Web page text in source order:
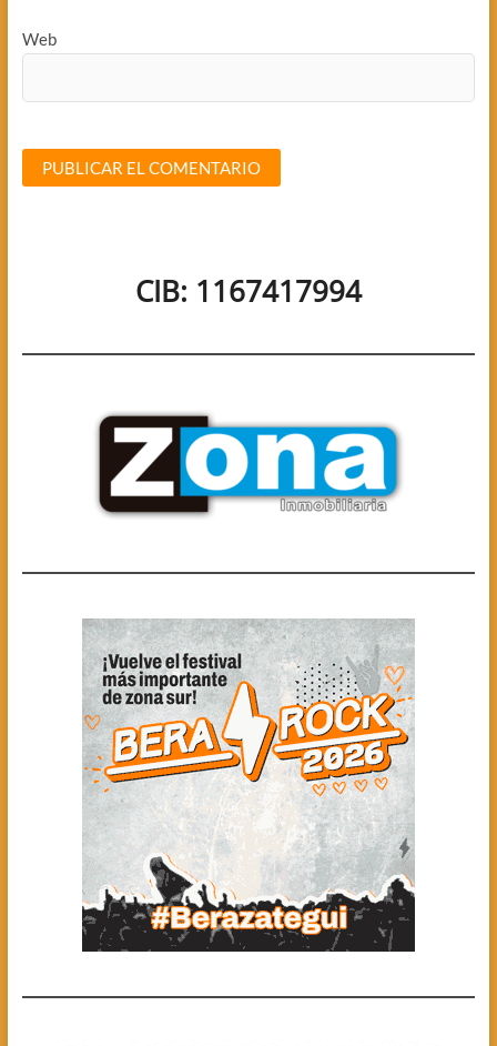
Web
CIB: 1167417994